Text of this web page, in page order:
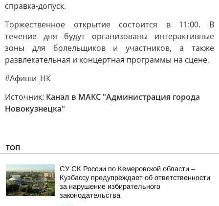
справка-допуск.
Торжественное открытие состоится в 11:00. В
течение дня будут организованы интерактивные
зоны для болельщиков и участников, а также
развлекательная и концертная программы на сцене.
#Афиши_НК
Источник: Канал в МАКС "Администрация города
Новокузнецка"
ТОП
СУ СК России по Кемеровской области –
Кузбассу предупреждает об ответственности
за нарушение избирательного
законодательства